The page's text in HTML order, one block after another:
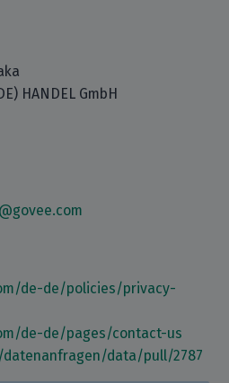
HANDEL GmbH
de-de/policies/privacy-
de-de/pages/contact-us
data/pull/2787